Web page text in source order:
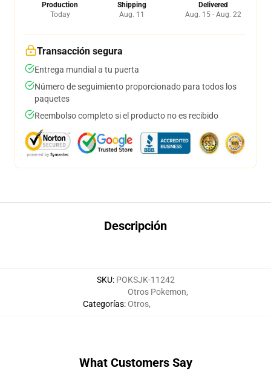
Production
Today
Shipping
Aug. 11
Delivered
Aug. 15 - Aug. 22
Transacción segura
Entrega mundial a tu puerta
Número de seguimiento proporcionado para todos los
paquetes
Reembolso completo si el producto no es recibido
Descripción
SKU: POKSJK-11242
Categorías:
Otros Pokemon,
Otros,
What Customers Say